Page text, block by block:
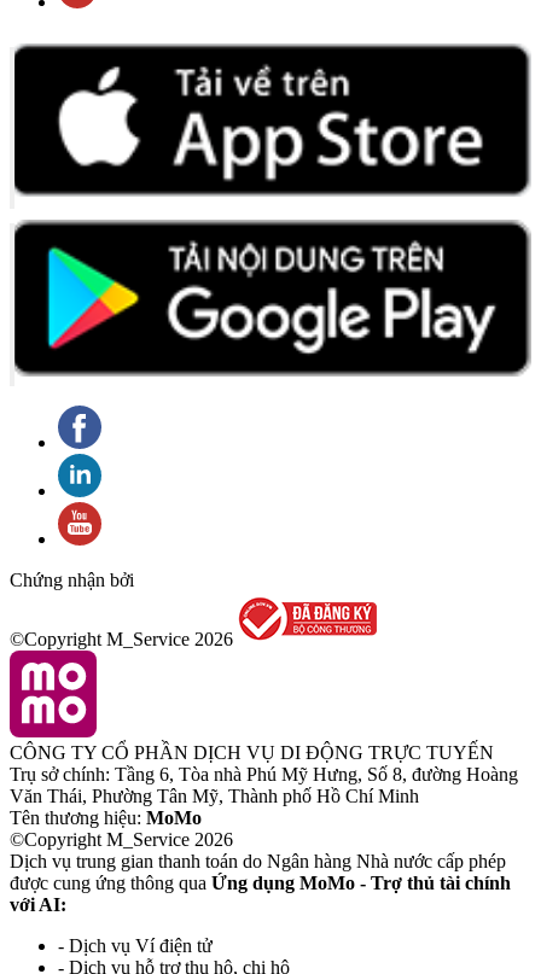
Chứng nhận bởi
©Copyright M_Service 2026
CÔNG TY CỔ PHẦN DỊCH VỤ DI ĐỘNG TRỰC TUYẾN
Trụ sở chính: Tầng 6, Tòa nhà Phú Mỹ Hưng, Số 8, đường Hoàng
Văn Thái, Phường Tân Mỹ, Thành phố Hồ Chí Minh
Tên thương hiệu: MoMo
©Copyright M_Service 2026
Dịch vụ trung gian thanh toán do Ngân hàng Nhà nước cấp phép
được cung ứng thông qua Ứng dụng MoMo - Trợ thủ tài chính
với AI:
- Dịch vụ Ví điện tử
- Dịch vụ hỗ trợ thu hộ, chi hộ